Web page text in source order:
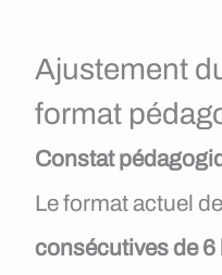
Ajustement
format
Constat
Le format actuel de
consécutives de 6